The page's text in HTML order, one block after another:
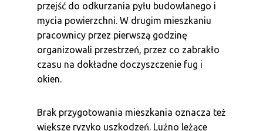
przejść do odkurzania pyłu budowlanego i
mycia powierzchni. W drugim mieszkaniu
pracownicy przez pierwszą godzinę
organizowali przestrzeń, przez co zabrakło
czasu na dokładne doczyszczenie fug i
okien.
Brak przygotowania mieszkania oznacza też
większe ryzyko uszkodzeń. Luźno leżące